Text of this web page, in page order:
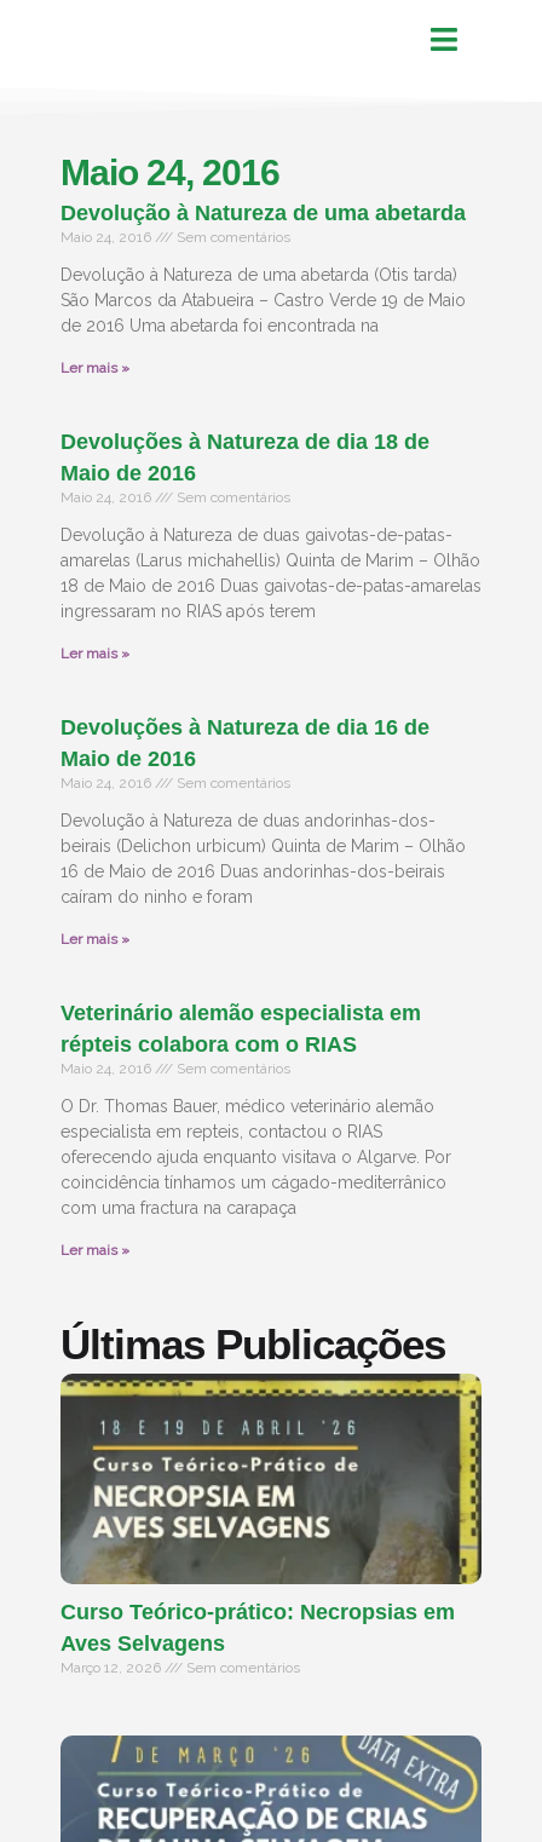
Maio 24, 2016
Devolução à Natureza de uma abetarda
Maio 24, 2016 Sem comentários
Devolução à Natureza de uma abetarda (Otis tarda)
São Marcos da Atabueira – Castro Verde 19 de Maio
de 2016 Uma abetarda foi encontrada na
Ler mais »
Devoluções à Natureza de dia 18 de
Maio de 2016
Maio 24, 2016 Sem comentários
Devolução à Natureza de duas gaivotas-de-patas-
amarelas (Larus michahellis) Quinta de Marim – Olhão
18 de Maio de 2016 Duas gaivotas-de-patas-amarelas
ingressaram no RIAS após terem
Ler mais »
Devoluções à Natureza de dia 16 de
Maio de 2016
Maio 24, 2016 Sem comentários
Devolução à Natureza de duas andorinhas-dos-
beirais (Delichon urbicum) Quinta de Marim – Olhão
16 de Maio de 2016 Duas andorinhas-dos-beirais
caíram do ninho e foram
Ler mais »
Veterinário alemão especialista em
répteis colabora com o RIAS
Maio 24, 2016 Sem comentários
O Dr. Thomas Bauer, médico veterinário alemão
especialista em repteis, contactou o RIAS
oferecendo ajuda enquanto visitava o Algarve. Por
coincidência tínhamos um cágado-mediterrânico
com uma fractura na carapaça
Ler mais »
Últimas Publicações
Curso Teórico-prático: Necropsias em
Aves Selvagens
Março 12, 2026 Sem comentários